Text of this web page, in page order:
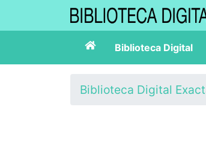
Biblioteca Digital
Biblioteca Digital